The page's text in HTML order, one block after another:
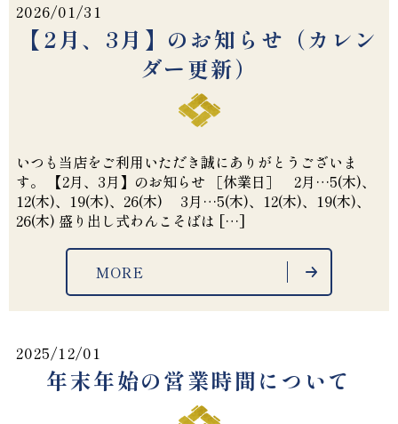
2026/01/31
【2月、3月】のお知らせ（カレン
ダー更新）
いつも当店をご利用いただき誠にありがとうございま
す。 【2月、3月】のお知らせ ［休業日］ 2月…5(木)、
12(木)、19(木)、26(木) 3月…5(木)、12(木)、19(木)、
26(木) 盛り出し式わんこそばは […]
MORE
2025/12/01
年末年始の営業時間について